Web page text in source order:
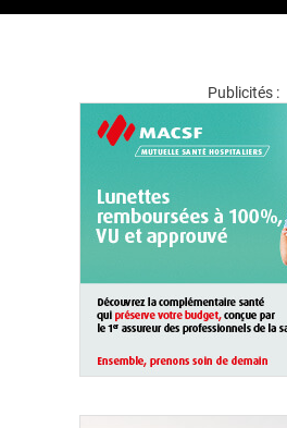
Publicités :